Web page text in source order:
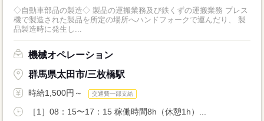
◇自動車部品の製造◇ 製品の運搬業務及び鉄くずの運搬業務 プレス
機で製造された製品を所定の場所へハンドフォークで運んだり、 製
品製造時に発生し...
機械オペレーション
群馬県太田市/三枚橋駅
時給1,500円～ 交通費一部支給
［1］08：15〜17：15 稼働時間8h（休憩1h）...